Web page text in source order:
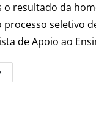
o resultado da
processo seletivo
de Apoio ao